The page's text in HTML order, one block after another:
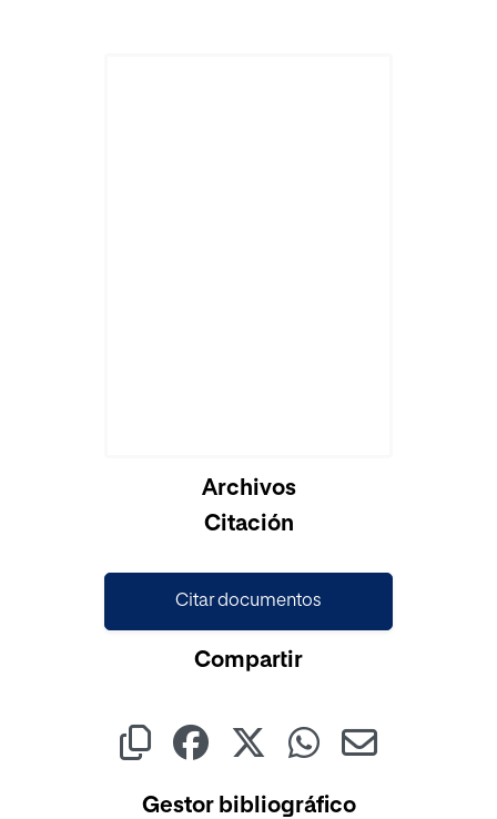
Archivos
Citación
Citar documentos
Compartir
Gestor bibliográfico